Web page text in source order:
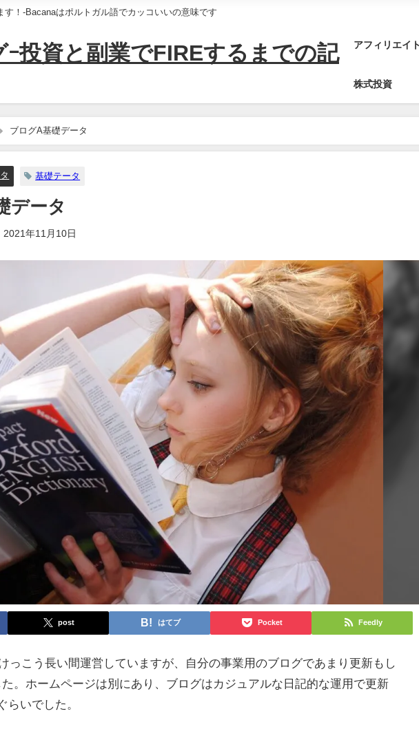
！-Bacanaはポルトガル語でカッコいいの意味です
投資と副業でFIREするまでの記
アフィリエイ
株式投資
ブログA基礎データ
基礎テータ
データ
2021年11月10日
post はてブ Pocket Feedly
っこう長い間運営していますが、自分の事業用のブログであまり更新もし
。ホームページは別にあり、ブログはカジュアルな日記的な運用で更新
らいでした。